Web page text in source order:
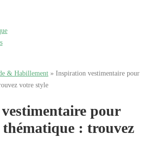
& Habillement » Inspiration vestimentaire pour
votre style
pour
: trouvez